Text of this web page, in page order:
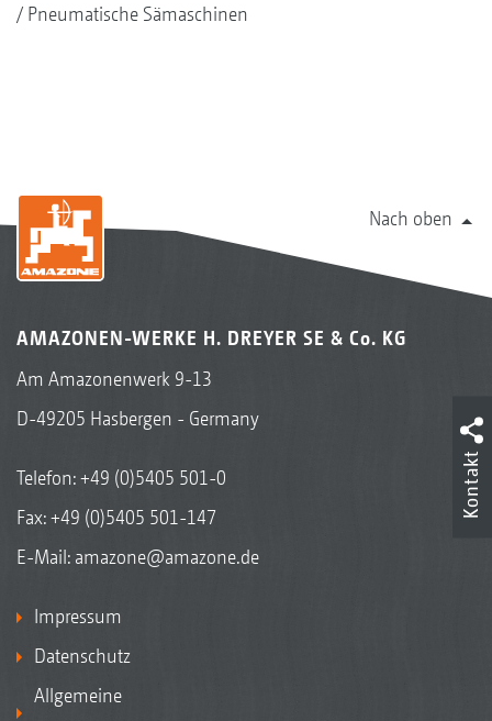
Pneumatische Sämaschinen
Nach oben
AMAZONEN-WERKE H. DREYER SE & Co. KG
Am Amazonenwerk 9-13
D-49205 Hasbergen - Germany
Telefon:+49 (0)5405 501-0
Fax: +49 (0)5405 501-147
E-Mail: amazone@amazone.de
Impressum
Datenschutz
Allgemeine
Kontakt